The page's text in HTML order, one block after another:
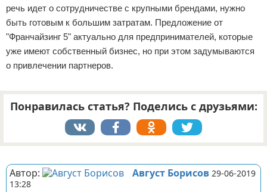
речь идет о сотрудничестве с крупными брендами, нужно
быть готовым к большим затратам. Предложение от
"Франчайзинг 5" актуально для предпринимателей, которые
уже имеют собственный бизнес, но при этом задумываются
о привлечении партнеров.
Понравилась статья? Поделись с друзьями:
Автор: Август Борисов 29-06-2019
13:28